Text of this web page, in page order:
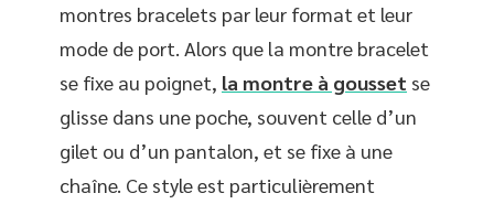
montres bracelets par leur format et leur
mode de port. Alors que la montre bracelet
se fixe au poignet, la montre à gousset se
glisse dans une poche, souvent celle d’un
gilet ou d’un pantalon, et se fixe à une
chaîne. Ce style est particulièrement